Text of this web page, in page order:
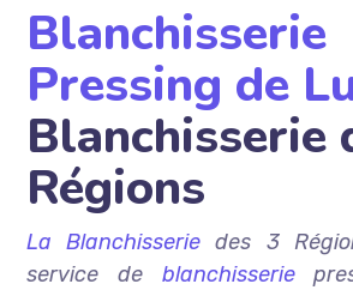
Blanchisserie
Pressing de
Blanchisserie
Régions
La Blanchisserie des 3
service de blanchisserie